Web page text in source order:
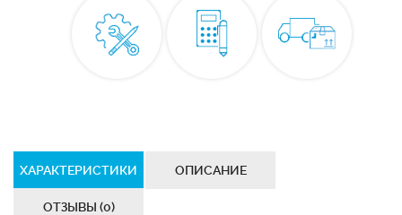
ХАРАКТЕРИСТИКИ ОПИСАНИЕ
ОТЗЫВЫ (0)